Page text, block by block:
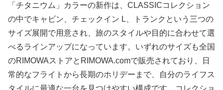
「チタニウム」カラーの新作は、CLASSICコレクション
の中でキャビン、チェックイン L、トランクという三つの
サイズ展開で用意され、旅のスタイルや目的に合わせて選
べるラインアップになっています。いずれのサイズも全国
のRIMOWAストアとRIMOWA.comで販売されており、日
常的なフライトから長期のホリデーまで、自分のライフス
タイルに最適な一台を見つけやすい構成です。コレクショ